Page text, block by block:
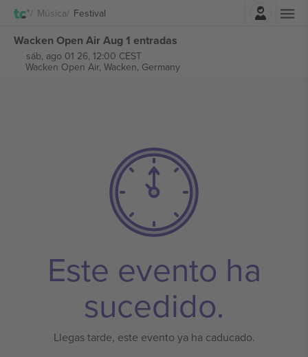
Música Festival
Wacken Open Air Aug 1 entradas
sáb, ago 01 26, 12:00 CEST
Wacken Open Air, Wacken, Germany
Este evento ha
sucedido.
Llegas tarde, este evento ya ha caducado.